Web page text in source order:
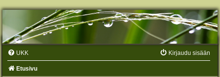
UKK Kirjaudu sisään
Etusivu